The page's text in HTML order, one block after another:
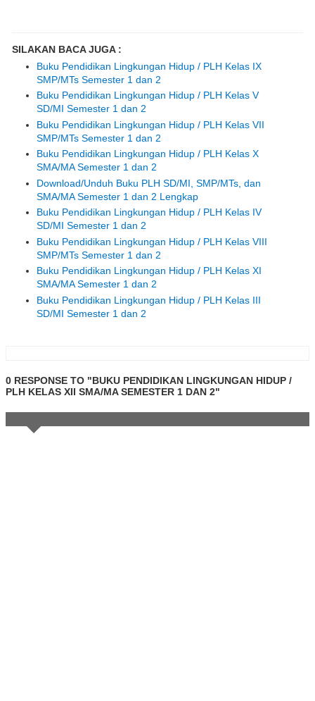
SILAKAN BACA JUGA :
Buku Pendidikan Lingkungan Hidup / PLH Kelas IX
SMP/MTs Semester 1 dan 2
Buku Pendidikan Lingkungan Hidup / PLH Kelas V
SD/MI Semester 1 dan 2
Buku Pendidikan Lingkungan Hidup / PLH Kelas VII
SMP/MTs Semester 1 dan 2
Buku Pendidikan Lingkungan Hidup / PLH Kelas X
SMA/MA Semester 1 dan 2
Download/Unduh Buku PLH SD/MI, SMP/MTs, dan
SMA/MA Semester 1 dan 2 Lengkap
Buku Pendidikan Lingkungan Hidup / PLH Kelas IV
SD/MI Semester 1 dan 2
Buku Pendidikan Lingkungan Hidup / PLH Kelas VIII
SMP/MTs Semester 1 dan 2
Buku Pendidikan Lingkungan Hidup / PLH Kelas XI
SMA/MA Semester 1 dan 2
Buku Pendidikan Lingkungan Hidup / PLH Kelas III
SD/MI Semester 1 dan 2
0 RESPONSE TO "BUKU PENDIDIKAN LINGKUNGAN HIDUP /
PLH KELAS XII SMA/MA SEMESTER 1 DAN 2"